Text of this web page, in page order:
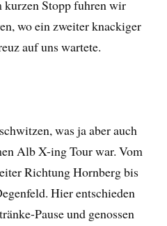
kurzen Stopp fuhren wir
wo ein zweiter knackiger
auf uns wartete.
was ja aber auch
Alb X-ing Tour war. Vom
Richtung Hornberg bis
Hier entschieden
Pause und genossen